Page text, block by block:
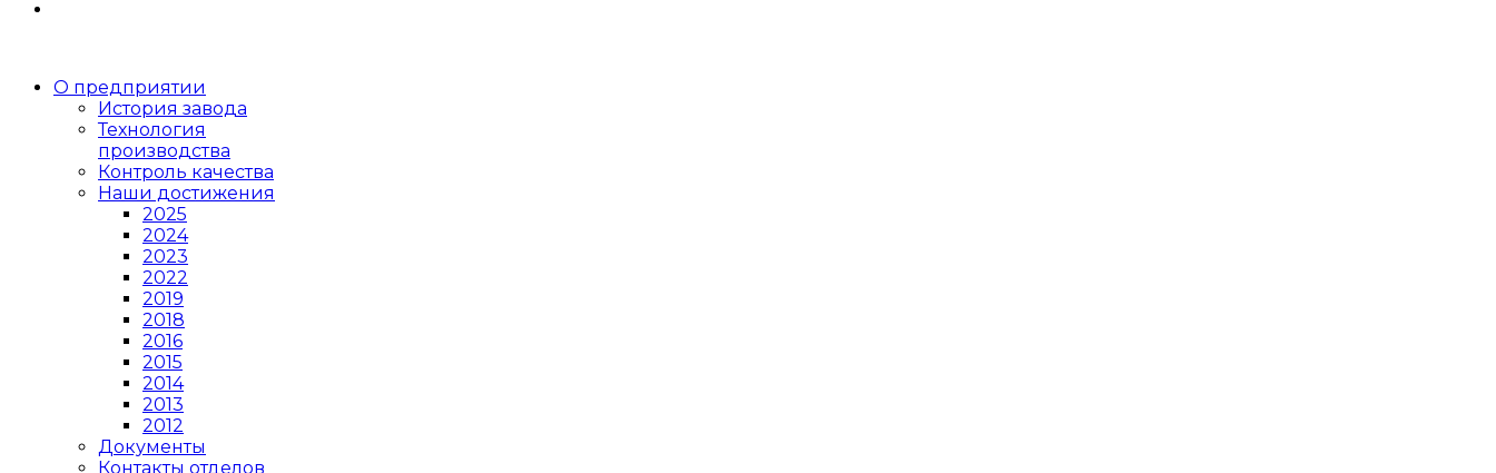
О предприятии
История завода
Технология
производства
Контроль качества
Наши достижения
2025
2024
2023
2022
2019
2018
2016
2015
2014
2013
2012
Документы
Контакты отделов